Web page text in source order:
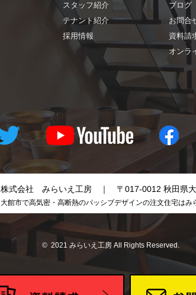
スタッフ紹介
テナント紹介
採用情報
ブログ
お問合
資料請
オンラ
株式会社 みらいえ工房 ｜ 〒017-0012 秋田県
大館市で高気密・高断熱のパッシブデザインの注文住宅はみ
© 2021 みらいえ工房 All Rights Reserved.